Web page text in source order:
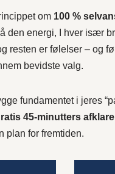
om 100 %
den energi, I hver især
resten er følelser – og
bevidste valg.
fundamentet i jeres
45-minutters
plan for fremtiden.